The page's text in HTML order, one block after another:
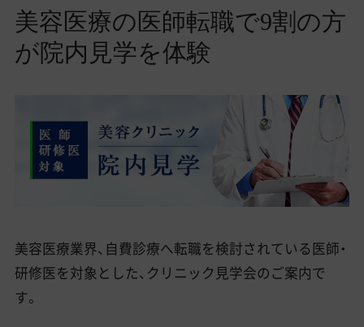
美容医療の医師転職で9割の方
が院内見学を体験
美容医療業界、自費診療へ転職を検討されている医師・
研修医を対象とした、クリニック見学会のご案内で
す。